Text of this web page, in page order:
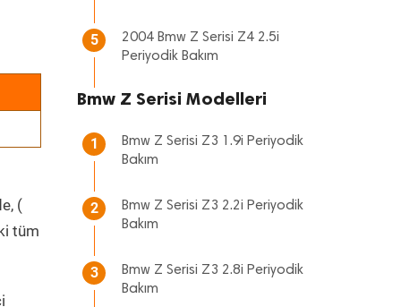
(
tüm
5
2004 Bmw Z Serisi Z4 2.5i
Periyodik Bakım
Bmw Z Serisi Modelleri
1
Bmw Z Serisi Z3 1.9i Periyodik
Bakım
2
Bmw Z Serisi Z3 2.2i Periyodik
Bakım
3
Bmw Z Serisi Z3 2.8i Periyodik
Bakım